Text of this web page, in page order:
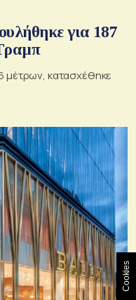
για 187
κατασχέθηκε
Cookies